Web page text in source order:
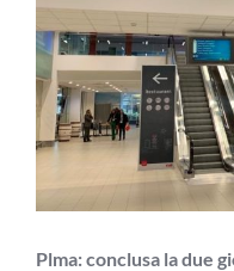
LE RIVISTE
CATEGORIE
Plma: conclusa la due